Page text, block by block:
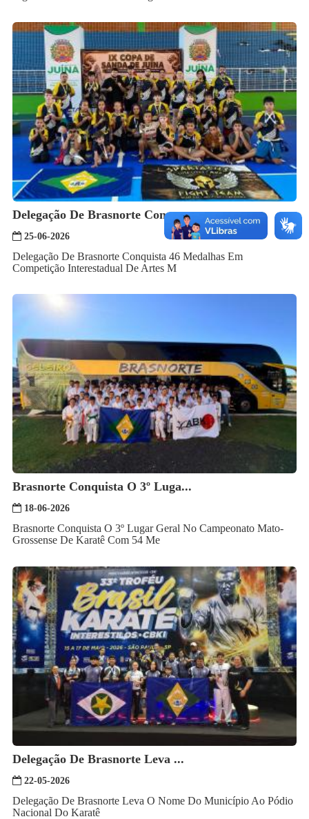
Delegação De Brasnorte Conqu...
25-06-2026
Delegação De Brasnorte Conquista 46 Medalhas Em
Competição Interestadual De Artes M
Brasnorte Conquista O 3º Luga...
18-06-2026
Brasnorte Conquista O 3º Lugar Geral No Campeonato Mato-
Grossense De Karatê Com 54 Me
Delegação De Brasnorte Leva ...
22-05-2026
Delegação De Brasnorte Leva O Nome Do Município Ao Pódio
Nacional Do Karatê